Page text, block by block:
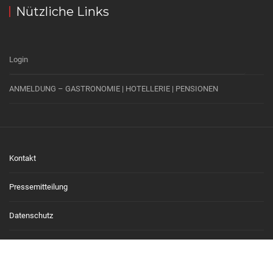
Nützliche Links
Login
ANMELDUNG – GASTRONOMIE | HOTELLERIE | PENSIONEN
Kontakt
Pressemitteilung
Datenschutz